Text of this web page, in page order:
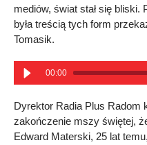
mediów, świat stał się
była treścią tych form
Tomasik.
00:00
Dyrektor Radia Plus Radom
zakończenie mszy świętej,
Edward Materski, 25 lat